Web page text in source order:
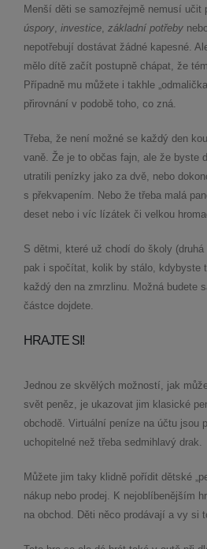
Menší děti se samozřejmě nemusí učit
úspory, investice, základní potřeby
nepotřebují dostávat žádné kapesné.
mělo dítě začít postupně chápat, že
Případně mu můžete i takhle
přirovnání v podobě toho, co zná.
Třeba, že není možné se každý den
vaně. Že je to občas fajn, ale že byste
utratili penízky jako za dvě, nebo
s překvapením. Nebo že třeba malá
deset nebo i víc lízátek či velkou
S dětmi, které už chodí do školy
pak i spočítat, kolik by stálo, kdybyste
každý den na zmrzlinu. Možná budete
částce dojdete.
HRAJTE SI!
Jednou ze skvělých možností, jak
svět peněz, je ukazovat jim klasické
obchodě. Virtuální peníze na účtu jsou
uchopitelné než třeba sedmihlavý drak.
Můžete jim taky klidně pořídit dětské
nákup nebo prodej. K nejoblíbenějším
na obchod. Děti něco prodávají a vy si